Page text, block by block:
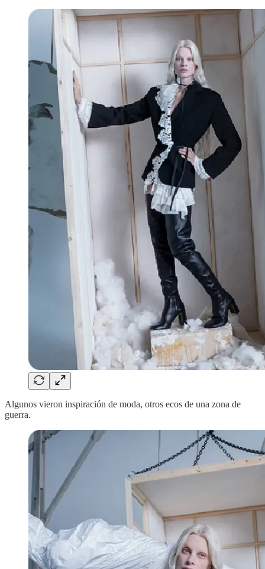
Algunos vieron inspiración de moda, otros ecos de una zona de
guerra.